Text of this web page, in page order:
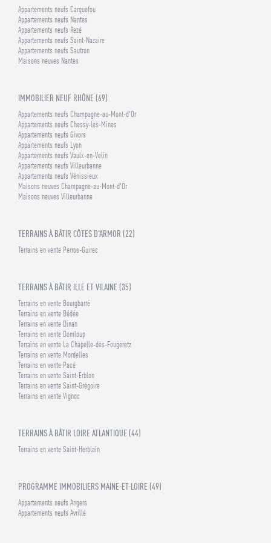
Appartements neufs Carquefou
Appartements neufs Nantes
Appartements neufs Rezé
Appartements neufs Saint-Nazaire
Appartements neufs Sautron
Maisons neuves Nantes
IMMOBILIER NEUF RHÔNE (69)
Appartements neufs Champagne-au-Mont-d'Or
Appartements neufs Chessy-les-Mines
Appartements neufs Givors
Appartements neufs Lyon
Appartements neufs Vaulx-en-Velin
Appartements neufs Villeurbanne
Appartements neufs Vénissieux
Maisons neuves Champagne-au-Mont-d'Or
Maisons neuves Villeurbanne
TERRAINS À BÂTIR CÔTES D'ARMOR (22)
Terrains en vente Perros-Guirec
TERRAINS À BÂTIR ILLE ET VILAINE (35)
Terrains en vente Bourgbarré
Terrains en vente Bédée
Terrains en vente Dinan
Terrains en vente Domloup
Terrains en vente La Chapelle-des-Fougeretz
Terrains en vente Mordelles
Terrains en vente Pacé
Terrains en vente Saint-Erblon
Terrains en vente Saint-Grégoire
Terrains en vente Vignoc
TERRAINS À BÂTIR LOIRE ATLANTIQUE (44)
Terrains en vente Saint-Herblain
PROGRAMME IMMOBILIERS MAINE-ET-LOIRE (49)
Appartements neufs Angers
Appartements neufs Avrillé